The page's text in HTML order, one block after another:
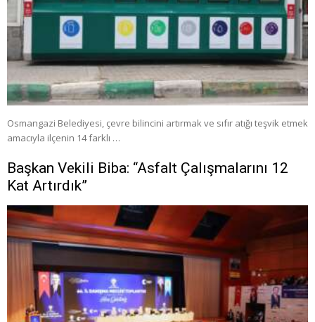
Osmangazi Belediyesi, çevre bilincini artırmak ve sıfır atığı teşvik etmek
amacıyla ilçenin 14 farklı …
Başkan Vekili Biba: “Asfalt Çalışmalarını 12
Kat Artırdık”